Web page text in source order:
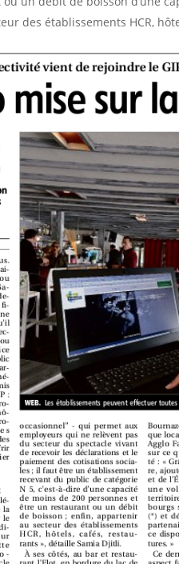
des établissements HCR,